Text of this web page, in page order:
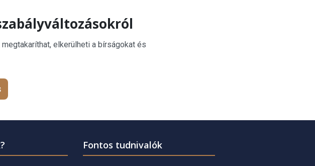
elkerülheti a bírságokat és
Fontos tudnivalók